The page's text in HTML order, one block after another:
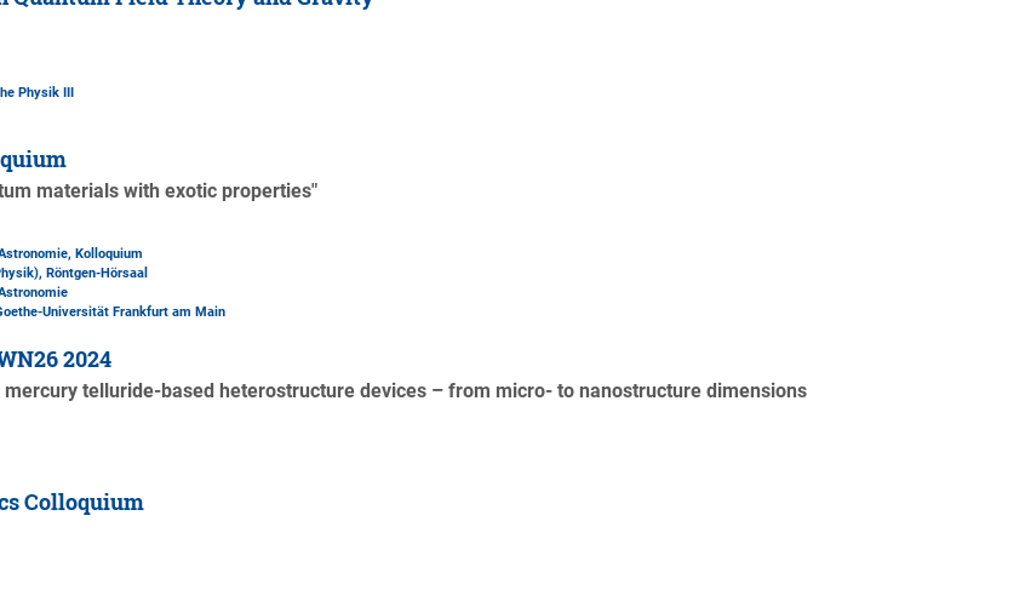
Physik III
materials with exotic properties"
Kolloquium
, Röntgen-Hörsaal
Universität Frankfurt am Main
2024
telluride-based heterostructure devices – from micro- to nanostructure dimensions
Colloquium